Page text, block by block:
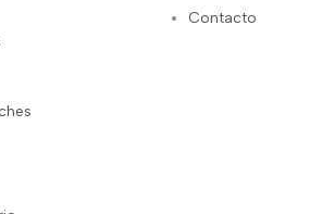
Contacto